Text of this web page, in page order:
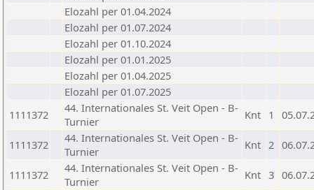
Elozahl per 01.04.2024
Elozahl per 01.07.2024
Elozahl per 01.10.2024
Elozahl per 01.01.2025
Elozahl per 01.04.2025
Elozahl per 01.07.2025
1111372
44. Internationales St. Veit Open - B-
Turnier
Knt 1
1111372
44. Internationales St. Veit Open - B-
Turnier
Knt 2
1111372
44. Internationales St. Veit Open - B-
Turnier
Knt 3